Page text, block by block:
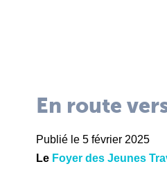
En route
Publié le 5 février 2025
Le Foyer des Jeunes